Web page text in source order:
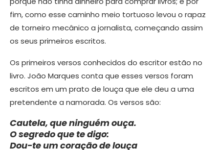
fim, como esse caminho meio tortuoso levou o rapaz
de torneiro mecânico a jornalista, começando assim
os seus primeiros escritos.
Os primeiros versos conhecidos do escritor estão no
livro. João Marques conta que esses versos foram
escritos em um prato de louça que ele deu a uma
pretendente a namorada. Os versos são:
Cautela, que ninguém ouça.
O segredo que te digo:
Dou-te um coração de louça